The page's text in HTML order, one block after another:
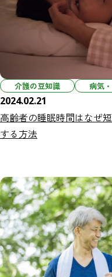
介護の豆知識 病気
2024.02.21
高齢者の睡眠時間はなぜ
する方法